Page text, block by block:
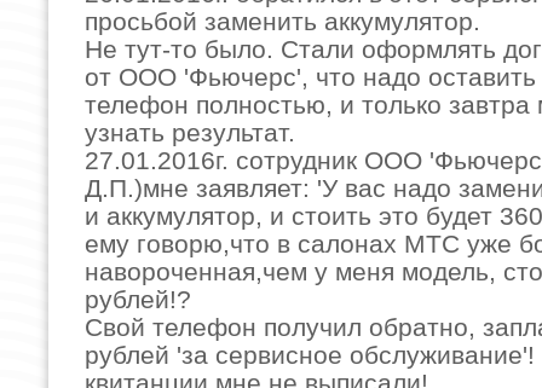
просьбой заменить аккумулятор.
Не тут-то было. Стали оформлять
от ООО 'Фьючерс', что надо оставить
телефон полностью, и только завтра
узнать результат.
27.01.2016г. сотрудник ООО
Д.П.)мне заявляет: 'У вас надо
и аккумулятор, и стоить это будет
ему говорю,что в салонах МТС уже
навороченная,чем у меня модель,
рублей!?
Свой телефон получил обратно,
рублей 'за сервисное обслуживание'!